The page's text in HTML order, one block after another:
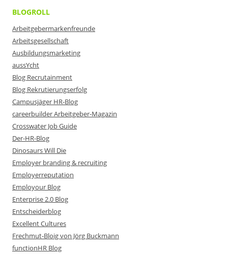
BLOGROLL
Arbeitgebermarkenfreunde
Arbeitsgesellschaft
Ausbildungsmarketing
aussYcht
Blog Recrutainment
Blog Rekrutierungserfolg
Campusjäger HR-Blog
careerbuilder Arbeitgeber-Magazin
Crosswater Job Guide
Der-HR-Blog
Dinosaurs Will Die
Employer branding & recruiting
Employerreputation
Employour Blog
Enterprise 2.0 Blog
Entscheiderblog
Excellent Cultures
Frechmut-Bloig von Jörg Buckmann
functionHR Blog